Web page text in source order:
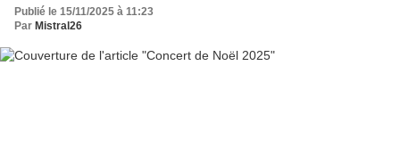
Publié le 15/11/2025 à 11:23
Par Mistral26